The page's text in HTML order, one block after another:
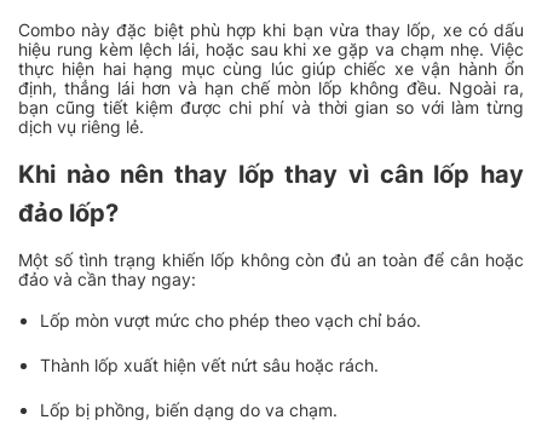
Combo này đặc biệt phù hợp khi bạn vừa thay lốp, xe có dấu
hiệu rung kèm lệch lái, hoặc sau khi xe gặp va chạm nhẹ. Việc
thực hiện hai hạng mục cùng lúc giúp chiếc xe vận hành ổn
định, thẳng lái hơn và hạn chế mòn lốp không đều. Ngoài ra,
bạn cũng tiết kiệm được chi phí và thời gian so với làm từng
dịch vụ riêng lẻ.
Khi nào nên thay lốp thay vì cân lốp hay
đảo lốp?
Một số tình trạng khiến lốp không còn đủ an toàn để cân hoặc
đảo và cần thay ngay:
Lốp mòn vượt mức cho phép theo vạch chỉ báo.
Thành lốp xuất hiện vết nứt sâu hoặc rách.
Lốp bị phồng, biến dạng do va chạm.